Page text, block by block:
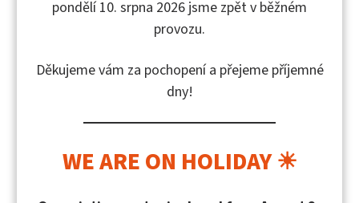
Obsah publikace
Obsah publikaceSociální potřeby středoškoláků
s vrozeným tělesným postižením
pondělí 10. srpna 2026 jsme zpět v běžném
provozu.
Děkujeme vám za pochopení a přejeme příjemné
dny!
WE ARE ON HOLIDAY ☀